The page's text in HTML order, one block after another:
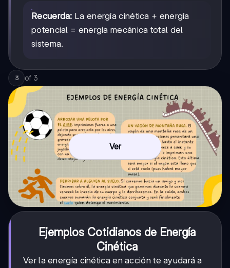
Recuerda: La energía cinética + energía
potencial = energía mecánica total del
sistema.
3 of 3
Ver
Ejemplos Cotidianos de Energía
Cinética
Ver la energía cinética en acción te ayudará a